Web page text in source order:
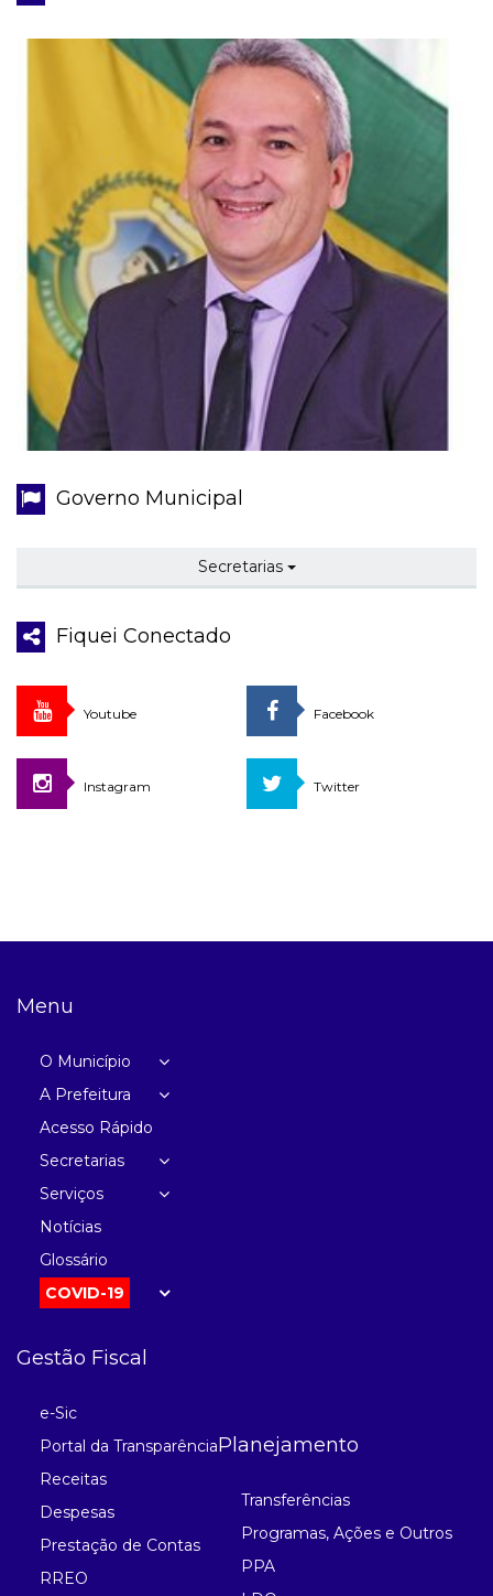
Governo Municipal
Secretarias
Fiquei Conectado
Youtube Facebook
Instagram Twitter
Menu
O Município
A Prefeitura
Acesso Rápido
Secretarias
Serviços
Notícias
Glossário
COVID-19
Gestão Fiscal
e-Sic
Portal da Transparência
Receitas
Despesas
Prestação de Contas
RREO
Planejamento
Transferências
Programas, Ações e Outros
PPA